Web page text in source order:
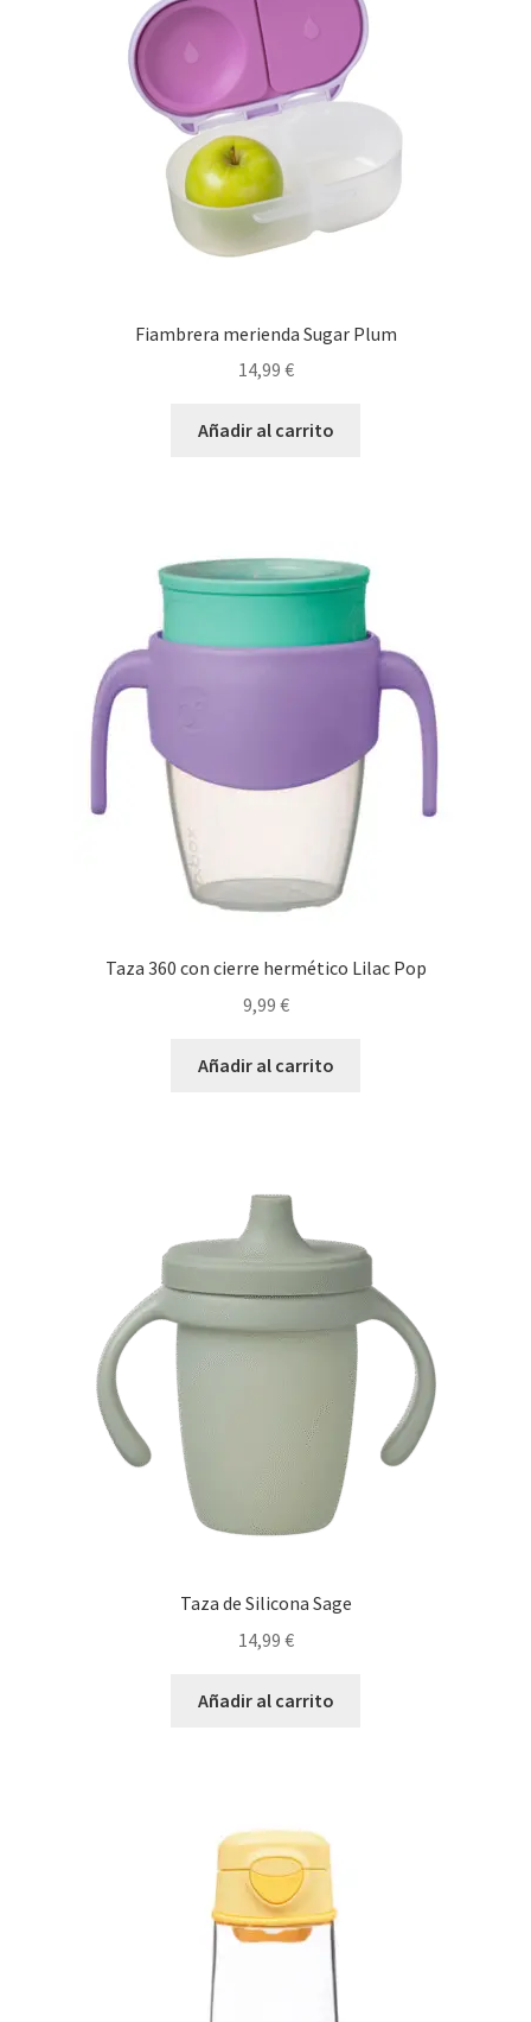
Fiambrera merienda Sugar Plum
14,99 €
Añadir al carrito
Taza 360 con cierre hermético Lilac Pop
9,99 €
Añadir al carrito
Taza de Silicona Sage
14,99 €
Añadir al carrito